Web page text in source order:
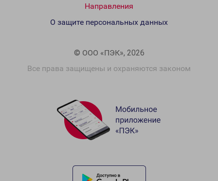
Направления
© ООО «ПЭК», 2026
Все права защищены и охраняются законом
О защите персональных данных